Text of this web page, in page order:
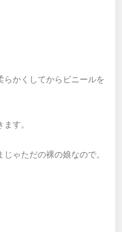
かくしてからビニールを
す。
ゃただの裸の娘なので。